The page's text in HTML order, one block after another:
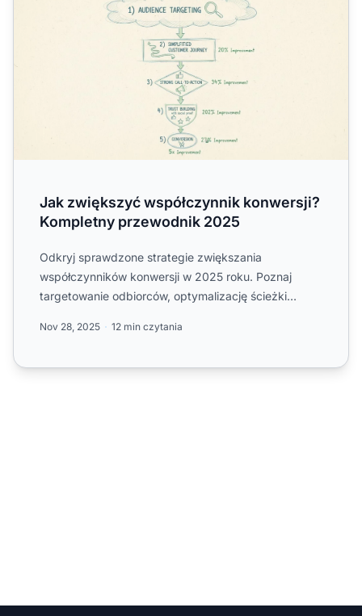
Jak zwiększyć współczynnik konwersji?
Kompletny przewodnik 2025
Odkryj sprawdzone strategie zwiększania
współczynników konwersji w 2025 roku. Poznaj
targetowanie odbiorców, optymalizację ścieżki
Nov 28, 2025 12 min czytania